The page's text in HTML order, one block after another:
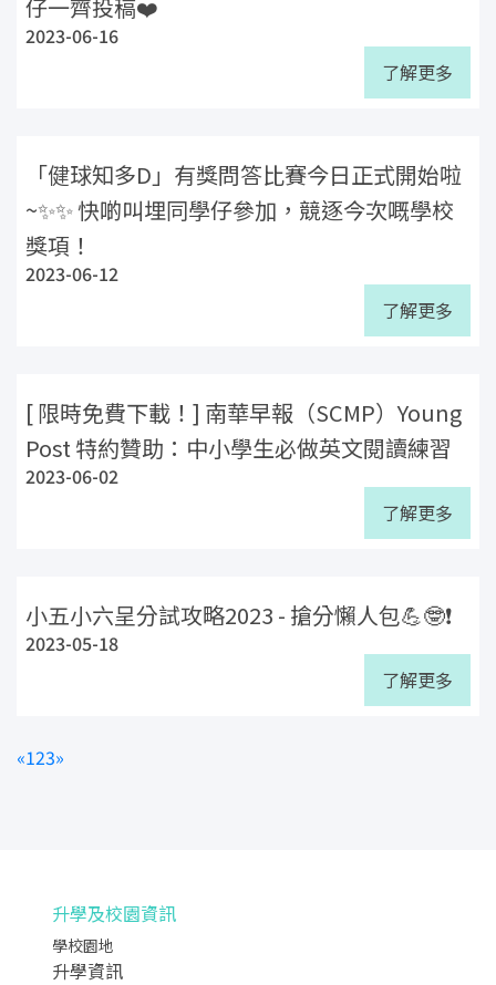
仔一齊投稿❤️
2023-06-16
了解更多
「健球知多D」有獎問答比賽今日正式開始啦
~✨✨ 快啲叫埋同學仔參加，競逐今次嘅學校
獎項！
2023-06-12
了解更多
[ 限時免費下載！] 南華早報（SCMP）Young
Post 特約贊助：中小學生必做英文閱讀練習
2023-06-02
了解更多
小五小六呈分試攻略2023 - 搶分懶人包💪🤓❗
2023-05-18
了解更多
«123»
升學及校園資訊
學校園地
升學資訊